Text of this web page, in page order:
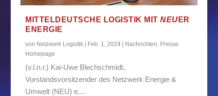
MITTELDEUTSCHE LOGISTIK MITNEU ER
ENERGIE
von Netzwerk Logistik | Feb. 1, 2024 | Nachrichten Presse
Homepage
(v.l.n.r.) Kai-Uwe Blechschmidt,
Vorstandsvorsitzender des Netzwerk Energie &
Umwelt (NEU) e....